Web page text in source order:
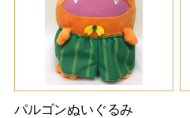
パルゴンぬいぐるみ